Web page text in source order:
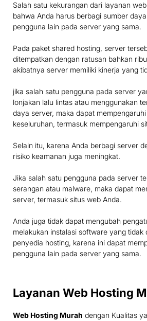
Salah satu kekurangan dari layanan
bahwa Anda harus berbagi sumber
pengguna lain pada server yang sama.
Pada paket shared hosting, server
ditempatkan dengan ratusan bahkan
akibatnya server memiliki kinerja yang
jika salah satu pengguna pada server
lonjakan lalu lintas atau menggunakan
daya server, maka dapat
keseluruhan, termasuk mempengaruhi
Selain itu, karena Anda berbagi server
risiko keamanan juga meningkat.
Jika salah satu pengguna pada server
serangan atau malware, maka dapat
server, termasuk situs web Anda.
Anda juga tidak dapat mengubah
melakukan instalasi software yang tidak
penyedia hosting, karena ini dapat
pengguna lain pada server yang sama.
Layanan Web Hosting
Web Hosting Murah dengan Kualitas